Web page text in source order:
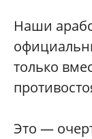
Наши
только
Это —